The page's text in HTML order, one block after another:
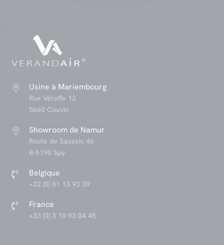
 Usine à Mariembourg
Rue Véroffe 12
5660 Couvin
 Showroom de Namur
Route de Saussin 46
B-5190 Spy
 Belgique
+32 (0) 81 13 93 39
 France
+33 (0) 3 10 93 04 45